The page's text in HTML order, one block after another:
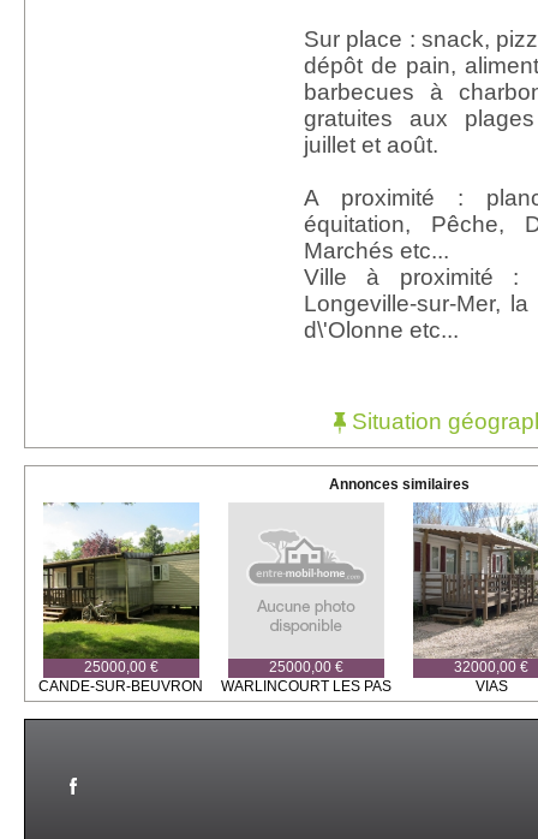
Sur place : snack,
dépôt de pain,
barbecues à
gratuites aux
juillet et août.
A proximité :
équitation, Pêche,
Marchés etc...
Ville à proximité :
Longeville-sur-Mer,
d\'Olonne etc...
Situation
Annonces similaires
25000,00 €
CANDE-SUR-BEUVRON
25000,00 €
WARLINCOURT LES PAS
32000,00 €
VIAS